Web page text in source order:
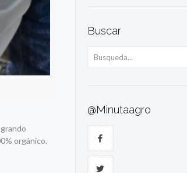
orgánico.
Buscar
@Minutaagro